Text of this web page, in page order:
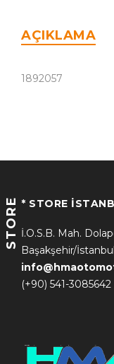
AÇIKLAMA
1892057
STORE * STORE
İ.O.S.B. Mah.
Başakşehir/İstanbul
(+90) 541-3085642